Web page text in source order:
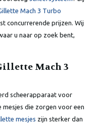
Mach 3 Turbo
concurrerende prijzen. Wij
u naar op zoek bent,
Mach 3
scheerapparaat voor
die zorgen voor een
mesjes zijn sterker dan